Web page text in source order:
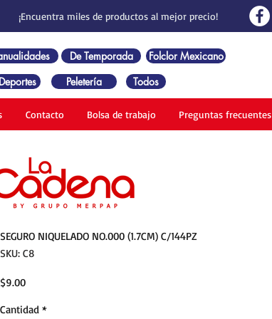
¡Encuentra miles de productos al mejor precio!
De Temporada
Folclor Mexicano
Deportes Peletería Todos
Contacto Bolsa de trabajo Preguntas frecuentes
SEGURO NIQUELADO NO.000 (1.7CM) C/144PZ
SKU: C8
$9.00Precio
Cantidad *